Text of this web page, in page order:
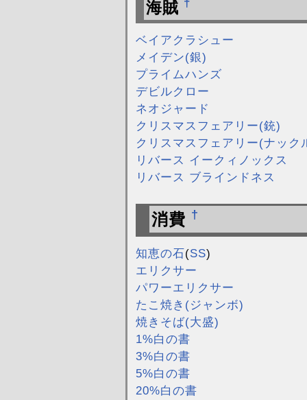
海賊 †
ベイアクラシュー
メイデン(銀)
プライムハンズ
デビルクロー
ネオジャード
クリスマスフェアリー(銃)
クリスマスフェアリー(ナック
リバース イークィノックス
リバース ブラインドネス
消費 †
知恵の石(SS)
エリクサー
パワーエリクサー
たこ焼き(ジャンボ)
焼きそば(大盛)
1%白の書
3%白の書
5%白の書
20%白の書